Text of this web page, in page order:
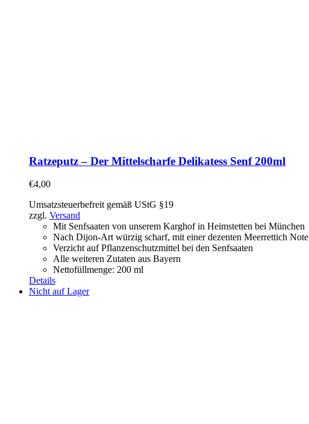
Ratzeputz – Der Mittelscharfe Delikatess Senf 200ml
€4,00
Umsatzsteuerbefreit gemäß UStG §19
zzgl. Versand
Mit Senfsaaten von unserem Karghof in Heimstetten bei München
Nach Dijon-Art würzig scharf, mit einer dezenten Meerrettich Note
Verzicht auf Pflanzenschutzmittel bei den Senfsaaten
Alle weiteren Zutaten aus Bayern
Nettofüllmenge: 200 ml
Details
Nicht auf Lager